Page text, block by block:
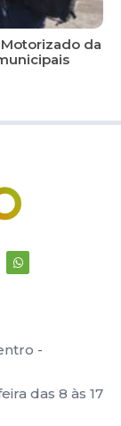
da
-
das 8 às 17